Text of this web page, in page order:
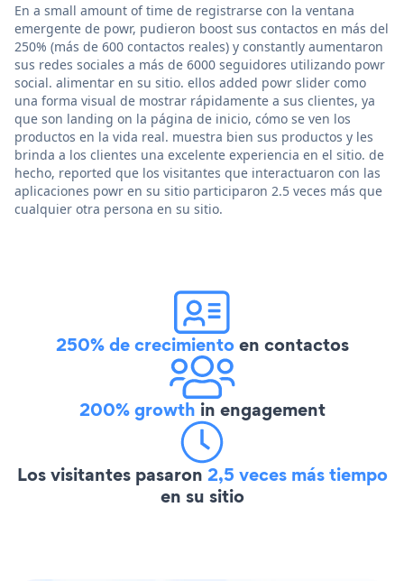
En a small amount of time de registrarse con la ventana
emergente de powr, pudieron boost sus contactos en más del
250% (más de 600 contactos reales) y constantly aumentaron
sus redes sociales a más de 6000 seguidores utilizando powr
social. alimentar en su sitio. ellos added powr slider como
una forma visual de mostrar rápidamente a sus clientes, ya
que son landing on la página de inicio, cómo se ven los
productos en la vida real. muestra bien sus productos y les
brinda a los clientes una excelente experiencia en el sitio. de
hecho, reported que los visitantes que interactuaron con las
aplicaciones powr en su sitio participaron 2.5 veces más que
cualquier otra persona en su sitio.
250% de crecimientoen contactos
200% growth in engagement
Los visitantes pasaron 2,5 veces más tiempo
en su sitio